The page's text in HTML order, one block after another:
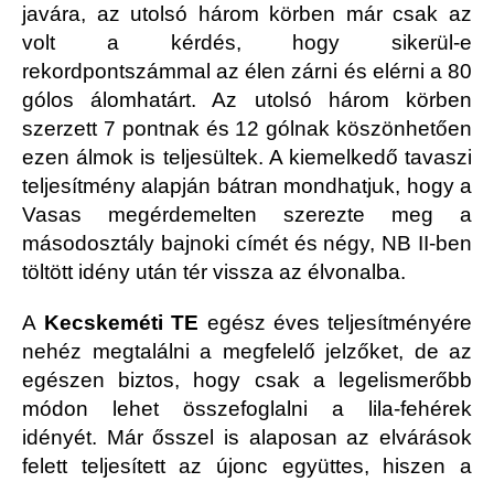
javára, az utolsó három körben már csak az
volt a kérdés, hogy sikerül-e
rekordpontszámmal az élen zárni és elérni a 80
gólos álomhatárt. Az utolsó három körben
szerzett 7 pontnak és 12 gólnak köszönhetően
ezen álmok is teljesültek. A kiemelkedő tavaszi
teljesítmény alapján bátran mondhatjuk, hogy a
Vasas megérdemelten szerezte meg a
másodosztály bajnoki címét és négy, NB II-ben
töltött idény után tér vissza az élvonalba.
A Kecskeméti TE egész éves teljesítményére
nehéz megtalálni a megfelelő jelzőket, de az
egészen biztos, hogy csak a legelismerőbb
módon lehet összefoglalni a lila-fehérek
idényét. Már ősszel is alaposan az elvárások
felett teljesített az újonc együttes, hiszen a